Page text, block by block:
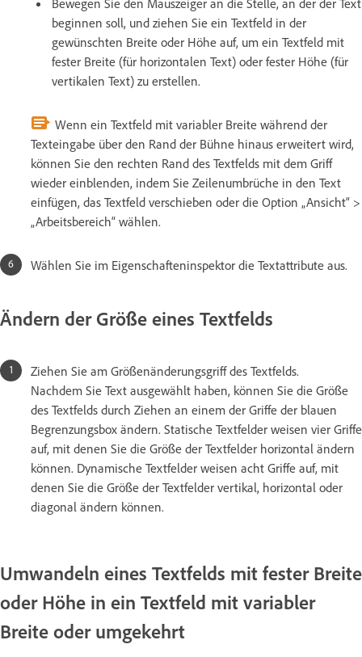
beginnen soll, und ziehen Sie ein Textfeld in der
gewünschten Breite oder Höhe auf, um ein Textfeld mit
fester Breite (für horizontalen Text) oder fester Höhe (für
vertikalen Text) zu erstellen.
Wenn ein Textfeld mit variabler Breite während der
Texteingabe über den Rand der Bühne hinaus erweitert wird,
können Sie den rechten Rand des Textfelds mit dem Griff
wieder einblenden, indem Sie Zeilenumbrüche in den Text
einfügen, das Textfeld verschieben oder die Option „Ansicht“ >
„Arbeitsbereich“ wählen.
Wählen Sie im Eigenschafteninspektor die Textattribute aus.
Ändern der Größe eines Textfelds
Ziehen Sie am Größenänderungsgriff des Textfelds.
Nachdem Sie Text ausgewählt haben, können Sie die Größe
des Textfelds durch Ziehen an einem der Griffe der blauen
Begrenzungsbox ändern. Statische Textfelder weisen vier Griffe
auf, mit denen Sie die Größe der Textfelder horizontal ändern
können. Dynamische Textfelder weisen acht Griffe auf, mit
denen Sie die Größe der Textfelder vertikal, horizontal oder
diagonal ändern können.
Umwandeln eines Textfelds mit fester Breite
oder Höhe in ein Textfeld mit variabler
Breite oder umgekehrt